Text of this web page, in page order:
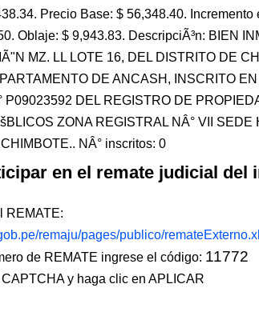
Precio Base: $ 56,348.40. Incremento
Oblaje: $ 9,943.83. DescripciÃ³n: BIEN
MZ. LL LOTE 16, DEL DISTRITO DE
DE ANCASH, INSCRITO
P09023592 DEL REGISTRO DE
ZONA REGISTRAL NÂ° VII
NÂ° inscritos: 0
en el remate judicial del
REMATE:
remaju/pages/publico/
de REMATE ingrese el código: 11772
y haga clic en APLICAR